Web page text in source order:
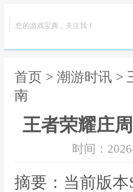
您的游戏宝典，关注我！
首页 > 潮游时讯 >
南
王者荣耀庄
时间：
摘要：当前版